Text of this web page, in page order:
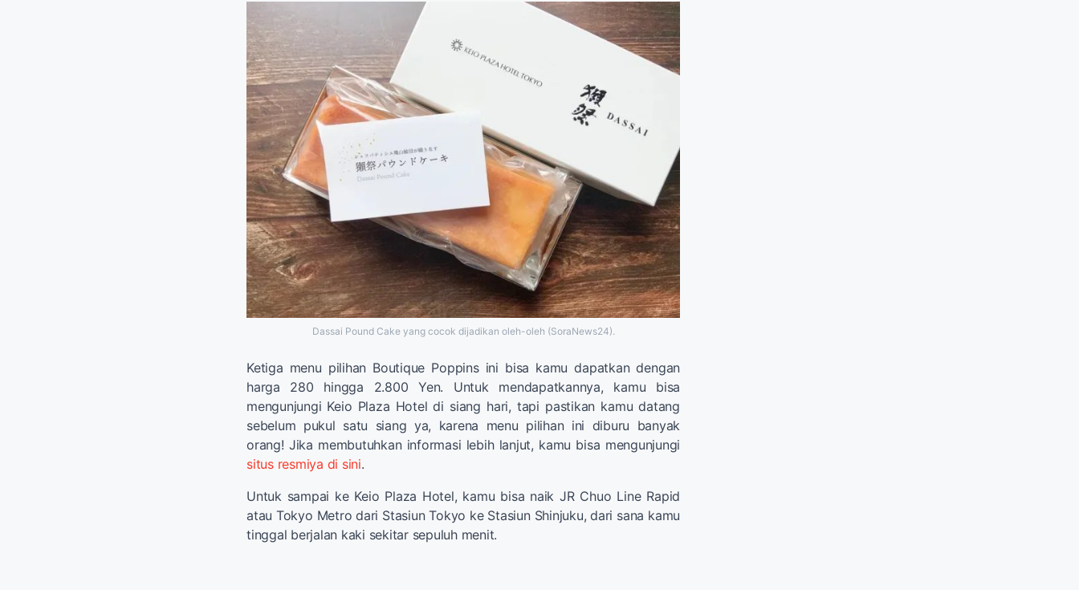
Dassai Pound Cake yang cocok dijadikan oleh-oleh (SoraNews24).
Ketiga menu pilihan Boutique Poppins ini bisa kamu dapatkan dengan
harga 280 hingga 2.800 Yen. Untuk mendapatkannya, kamu bisa
mengunjungi Keio Plaza Hotel di siang hari, tapi pastikan kamu datang
sebelum pukul satu siang ya, karena menu pilihan ini diburu banyak
orang! Jika membutuhkan informasi lebih lanjut, kamu bisa mengunjungi
situs resmiya di sini.
Untuk sampai ke Keio Plaza Hotel, kamu bisa naik JR Chuo Line Rapid
atau Tokyo Metro dari Stasiun Tokyo ke Stasiun Shinjuku, dari sana kamu
tinggal berjalan kaki sekitar sepuluh menit.